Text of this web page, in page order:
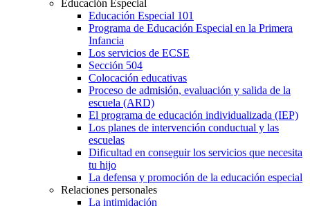
Educación Especial
Educación Especial 101
Programa de Educación Especial en la Primera
Infancia
Los servicios de ECSE
Sección 504
Colocación educativas
Proceso de admisión, evaluación y salida de la
escuela (ARD)
El programa de educación individualizada (IEP)
Los planes de intervención conductual y las
escuelas
Dificultad en conseguir los servicios que necesita
tu hijo
La defensa y promoción de la educación especial
Relaciones personales
La intimidación